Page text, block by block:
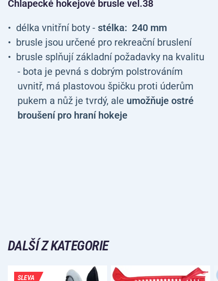
Chlapecké hokejové brusle vel.38
délka vnitřní boty - stélka: 240 mm
brusle jsou určené pro rekreační bruslení
brusle splňují základní požadavky na kvalitu
- bota je pevná s dobrým polstrováním
uvnitř, má plastovou špičku proti úderům
pukem a nůž je tvrdý, ale umožňuje ostré
broušení pro hraní hokeje
DALŠÍ Z KATEGORIE
SLEVA